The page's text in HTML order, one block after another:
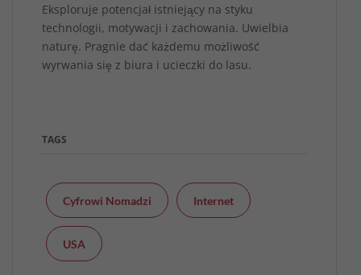
Eksploruje potencjał istniejący na styku
technologii, motywacji i zachowania. Uwielbia
naturę. Pragnie dać każdemu możliwość
wyrwania się z biura i ucieczki do lasu.
TAGS
Cyfrowi Nomadzi Internet
USA